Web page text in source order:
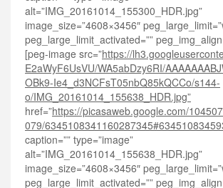
alt=”IMG_20161014_155300_HDR.jpg”
image_size=”4608×3456″
peg_large_limit_activated=””
[peg-image src=”https://
E2aWyF6UsVU/WA5abDzy6RI/
OBk9-Ie4_d3NCFsT05nbQ85kQCCo/s144-
o/IMG_20161014_155638_HDR.jpg”
href=”https://picasaweb.google.com/
079/
caption=”” type=”image”
alt=”IMG_20161014_155638_HDR.jpg”
image_size=”4608×3456″
peg_large_limit_activated=””